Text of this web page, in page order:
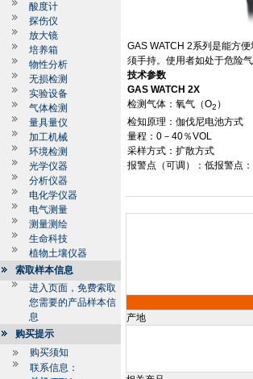
酸度计
探伤仪
放大镜
培养箱
物性分析
无损检测
实验设备
气体检测
量具量仪
加工机械
环境检测
光学仪器
分析仪器
电化学仪器
电气测量
测量测绘
生命科技
植物土壤仪器
索取样本信息
进入页面，免费索取
您需要的产品样本信
息
购买提示
购买须知
联系信息：
GAS WATCH 2系列是能方
须手持。使用者如处于危险
技术参数
GAS WATCH 2X
检测气体：氧气（O2 ）
检知原理：伽伐尼电池方式
量程： 0 － 40％VOL
采样方式：扩散方式
报警点（可调）：低报警点：
产地